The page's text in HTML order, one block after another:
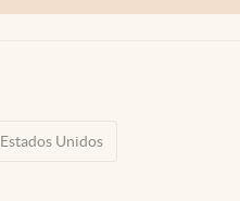
Estados Unidos